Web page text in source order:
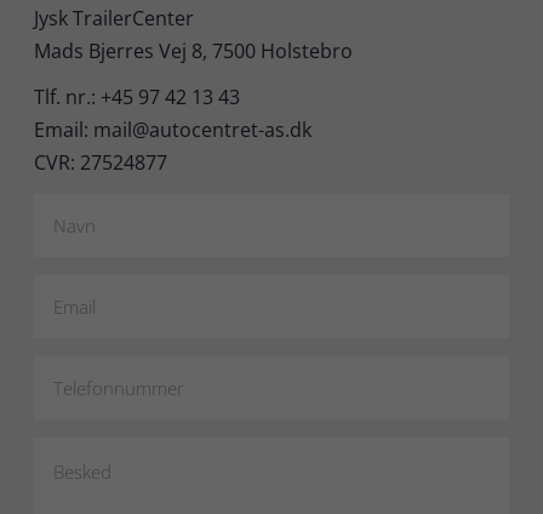
Jysk TrailerCenter
Mads Bjerres Vej 8, 7500 Holstebro
Tlf. nr.: +45 97 42 13 43
Email: mail@autocentret-as.dk
CVR: 27524877